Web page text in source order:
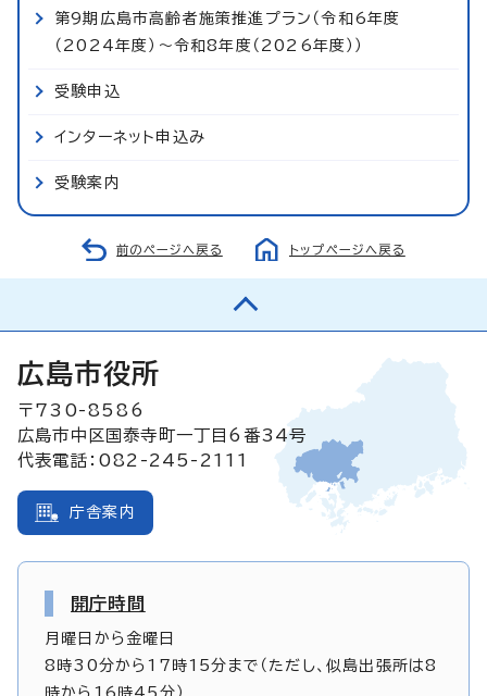
第9期広島市高齢者施策推進プラン（令和6年度
（2024年度）～令和8年度（2026年度））
受験申込
インターネット申込み
受験案内
前のページへ戻る トップページへ戻る
広島市役所
〒730-8586
広島市中区国泰寺町一丁目6番34号
代表電話：082-245-2111
庁舎案内
開庁時間
月曜日から金曜日
8時30分から17時15分まで（ただし、似島出張所は8
時から16時45分）